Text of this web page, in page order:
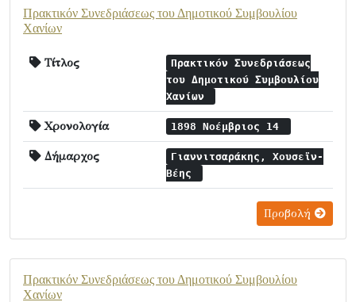
Πρακτικόν Συνεδριάσεως του Δημοτικού Συμβουλίου
Χανίων
Τίτλος
Πρακτικόν Συνεδριάσεως
του Δημοτικού Συμβουλίου
Χανίων
Χρονολογία 1898 Νοέμβριος 14
Δήμαρχος
Γιαννιτσαράκης, Χουσεϊν-
Βέης
Προβολή
Πρακτικόν Συνεδριάσεως του Δημοτικού Συμβουλίου
Χανίων